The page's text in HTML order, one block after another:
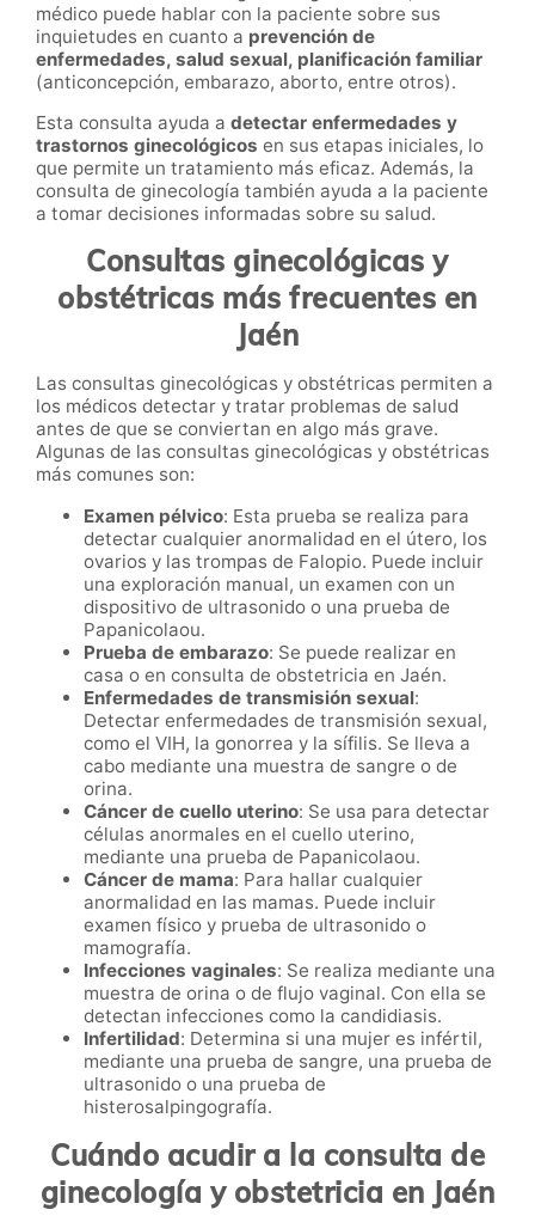
médico puede hablar con la paciente sobre sus
inquietudes en cuanto a prevención de
enfermedades, salud sexual, planificación familiar
(anticoncepción, embarazo, aborto, entre otros).
Esta consulta ayuda a detectar enfermedades y
trastornos ginecológicos en sus etapas iniciales, lo
que permite un tratamiento más eficaz. Además, la
consulta de ginecología también ayuda a la paciente
a tomar decisiones informadas sobre su salud.
Consultas ginecológicas y
obstétricas más frecuentes en
Jaén
Las consultas ginecológicas y obstétricas permiten a
los médicos detectar y tratar problemas de salud
antes de que se conviertan en algo más grave.
Algunas de las consultas ginecológicas y obstétricas
más comunes son:
Examen pélvico: Esta prueba se realiza para
detectar cualquier anormalidad en el útero, los
ovarios y las trompas de Falopio. Puede incluir
una exploración manual, un examen con un
dispositivo de ultrasonido o una prueba de
Papanicolaou.
Prueba de embarazo: Se puede realizar en
casa o en consulta de obstetricia en Jaén.
Enfermedades de transmisión sexual:
Detectar enfermedades de transmisión sexual,
como el VIH, la gonorrea y la sífilis. Se lleva a
cabo mediante una muestra de sangre o de
orina.
Cáncer de cuello uterino: Se usa para detectar
células anormales en el cuello uterino,
mediante una prueba de Papanicolaou.
Cáncer de mama: Para hallar cualquier
anormalidad en las mamas. Puede incluir
examen físico y prueba de ultrasonido o
mamografía.
Infecciones vaginales: Se realiza mediante una
muestra de orina o de flujo vaginal. Con ella se
detectan infecciones como la candidiasis.
Infertilidad: Determina si una mujer es infértil,
mediante una prueba de sangre, una prueba de
ultrasonido o una prueba de
histerosalpingografía.
Cuándo acudir a la consulta de
ginecología y obstetricia en Jaén